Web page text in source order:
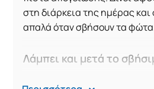
στη διάρκεια της ημέρας και
απαλά όταν σβήσουν τα
Λάμπει και μετά το